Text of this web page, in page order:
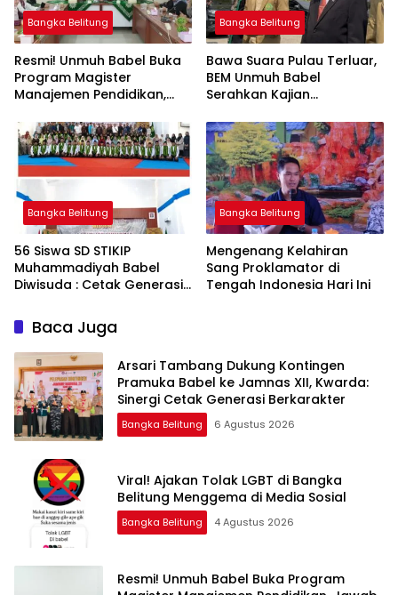
Bangka Belitung
Resmi! Unmuh Babel Buka
Program Magister
Manajemen Pendidikan,
Bangka Belitung
Bangka Belitung
‎Bawa Suara Pulau Terluar,
BEM Unmuh Babel
Serahkan Kajian
Menteri Abdul Mu’ti
Bangka Belitung
‎56 Siswa SD STIKIP
Muhammadiyah Babel
Diwisuda : Cetak Generasi
Bangka Belitung
‎Mengenang Kelahiran
Sang Proklamator di
Baca Juga
Arsari Tambang Dukung Kontingen
Pramuka Babel ke Jamnas XII, Kwarda:
Sinergi Cetak Generasi Berkarakter
Bangka Belitung 6 Agustus 2026
Viral! Ajakan Tolak LGBT di Bangka
Belitung Menggema di Media Sosial
Bangka Belitung 4 Agustus 2026
Resmi! Unmuh Babel Buka Program